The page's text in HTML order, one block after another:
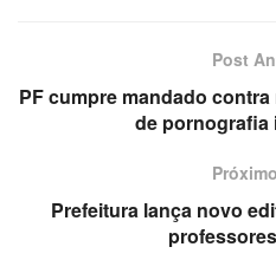
Post
PF cumpre mandado
de
Prefeitura lança novo